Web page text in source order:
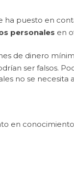
ha puesto en
personales en
de dinero
ser falsos.
no se necesita
en